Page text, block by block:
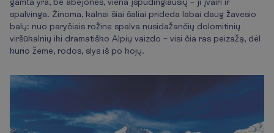
spalvinga. Žinoma, kalnai šiai šaliai prideda labai daug žavesio
balų: nuo paryčiais rožine spalva nusidažančių dolomitinių
viršūkalnių iki dramatiško Alpių vaizdo – visi čia ras peizažą, dėl
kurio žemė, rodos, slys iš po kojų.